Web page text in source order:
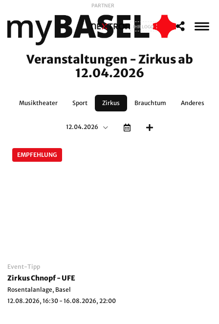
PARTNER
IHR LOGO
Veranstaltungen - Zirkus ab
12.04.2026
Musiktheater Sport Zirkus Brauchtum Anderes
12.04.2026
EMPFEHLUNG
Event-Tipp
Zirkus Chnopf - UFE
Rosentalanlage, Basel
12.08.2026, 16:30 - 16.08.2026, 22:00